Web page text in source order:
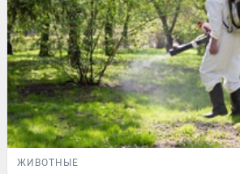
ЖИВОТНЫЕ